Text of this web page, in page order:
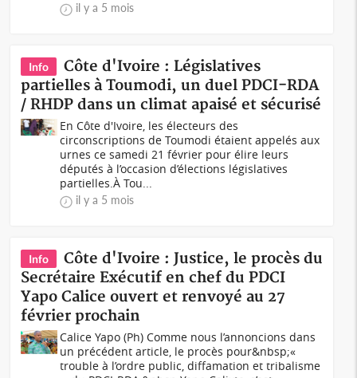
il y a 5 mois
Info
Côte d'Ivoire : Législatives
partielles à Toumodi, un duel PDCI-RDA
/ RHDP dans un climat apaisé et sécurisé
En Côte d'Ivoire, les électeurs des
circonscriptions de Toumodi étaient appelés aux
urnes ce samedi 21 février pour élire leurs
députés à l’occasion d’élections législatives
partielles.À Tou...
il y a 5 mois
Info
Côte d'Ivoire : Justice, le procès du
Secrétaire Exécutif en chef du PDCI
Yapo Calice ouvert et renvoyé au 27
février prochain
Calice Yapo (Ph) Comme nous l’annoncions dans
un précédent article, le procès pour&nbsp;«
trouble à l’ordre public, diffamation et tribalisme